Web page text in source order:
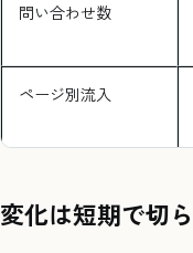
問い合わせ数
ページ別流入
変化は短期で切